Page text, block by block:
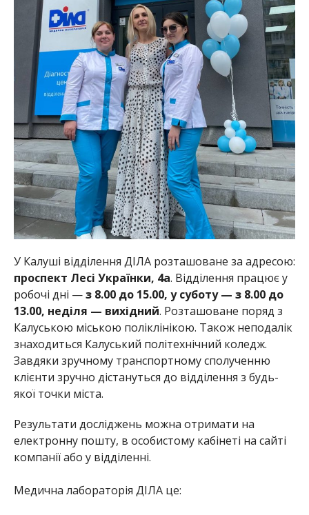
У Калуші відділення ДІЛА розташоване за адресою:
проспект Лесі Українки, 4а. Відділення працює у
робочі дні —з 8.00 до 15.00, у суботу — з 8.00 до
13.00, неділя — вихідний. Розташоване поряд з
Калуською міською поліклінікою. Також неподалік
знаходиться Калуський політехнічний коледж.
Завдяки зручному транспортному сполученню
клієнти зручно дістануться до відділення з будь-
якої точки міста.
Результати досліджень можна отримати на
електронну пошту, в особистому кабінеті на сайті
компанії або у відділенні.
Медична лабораторія ДІЛА це: